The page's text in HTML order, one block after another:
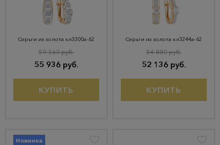
Серьги из золота кл3300а-62
55 936 руб.
59 360 руб.
КУПИТЬ
Серьги из золота кл3244а-62
52 136 руб.
54 880 руб.
КУПИТЬ
Новинка